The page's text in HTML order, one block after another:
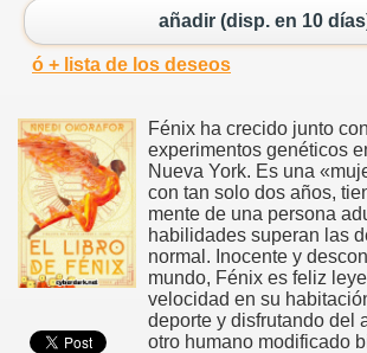
añadir (disp. en 10
ó + lista de los deseos
Fénix ha crecido junto
experimentos genéticos
Nueva York. Es una
con tan solo dos años,
mente de una persona
habilidades superan las
normal. Inocente y
mundo, Fénix es feliz
velocidad en su
deporte y disfrutando del
otro humano modificado